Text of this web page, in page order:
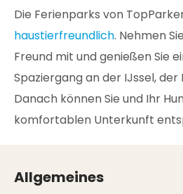
Die Ferienparks von
haustierfreundlich. Nehmen
Freund mit und genießen Sie
Spaziergang an der IJssel, der
Danach können Sie und Ihr
komfortablen Unterkunft
Allgemeines